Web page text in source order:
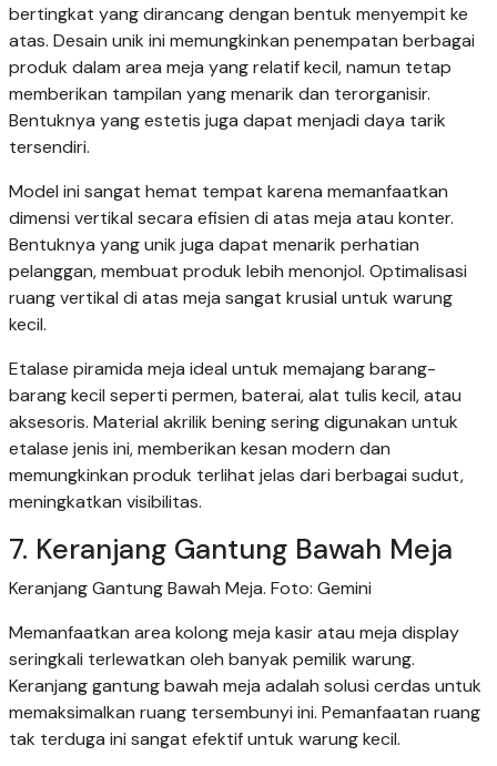
bertingkat yang dirancang dengan bentuk menyempit ke
atas. Desain unik ini memungkinkan penempatan berbagai
produk dalam area meja yang relatif kecil, namun tetap
memberikan tampilan yang menarik dan terorganisir.
Bentuknya yang estetis juga dapat menjadi daya tarik
tersendiri.
Model ini sangat hemat tempat karena memanfaatkan
dimensi vertikal secara efisien di atas meja atau konter.
Bentuknya yang unik juga dapat menarik perhatian
pelanggan, membuat produk lebih menonjol. Optimalisasi
ruang vertikal di atas meja sangat krusial untuk warung
kecil.
Etalase piramida meja ideal untuk memajang barang-
barang kecil seperti permen, baterai, alat tulis kecil, atau
aksesoris. Material akrilik bening sering digunakan untuk
etalase jenis ini, memberikan kesan modern dan
memungkinkan produk terlihat jelas dari berbagai sudut,
meningkatkan visibilitas.
7. Keranjang Gantung Bawah Meja
Keranjang Gantung Bawah Meja. Foto: Gemini
Memanfaatkan area kolong meja kasir atau meja display
seringkali terlewatkan oleh banyak pemilik warung.
Keranjang gantung bawah meja adalah solusi cerdas untuk
memaksimalkan ruang tersembunyi ini. Pemanfaatan ruang
tak terduga ini sangat efektif untuk warung kecil.